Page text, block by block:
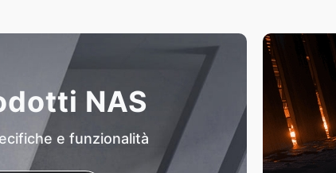
NAS
e funzionalità